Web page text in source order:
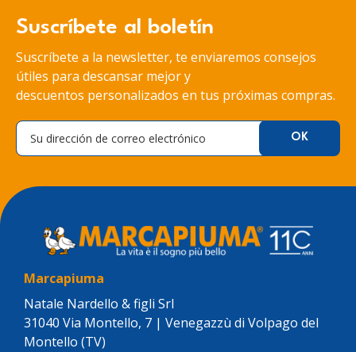
Suscríbete al boletín
Suscríbete a la newsletter, te enviaremos consejos
útiles para descansar mejor y
descuentos personalizados en tus próximas compras.
Marcapiuma
Natale Nardello & figli Srl
31040 Via Montello, 7 | Venegazzù di Volpago del
Montello (TV)